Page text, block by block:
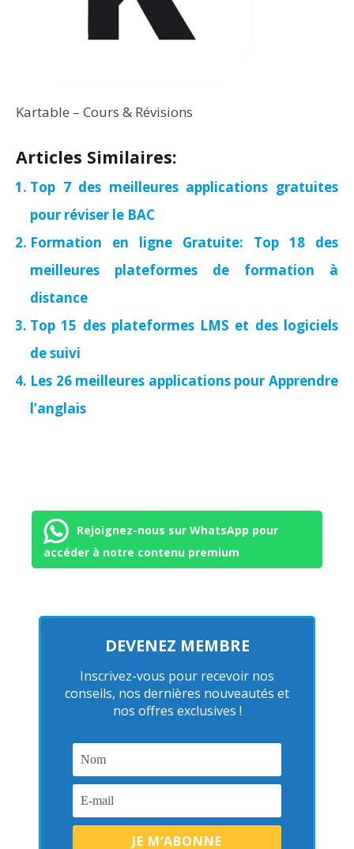
Kartable – Cours & Révisions
Articles Similaires:
Top 7 des meilleures applications gratuites
pour réviser le BAC
Formation en ligne Gratuite: Top 18 des
meilleures plateformes de formation à
distance
Top 15 des plateformes LMS et des logiciels
de suivi
Les 26 meilleures applications pour Apprendre
l’anglais
Rejoignez-nous sur WhatsApp pour
accéder à notre contenu premium
DEVENEZ MEMBRE
Inscrivez-vous pour recevoir nos
conseils, nos dernières nouveautés et
nos offres exclusives !